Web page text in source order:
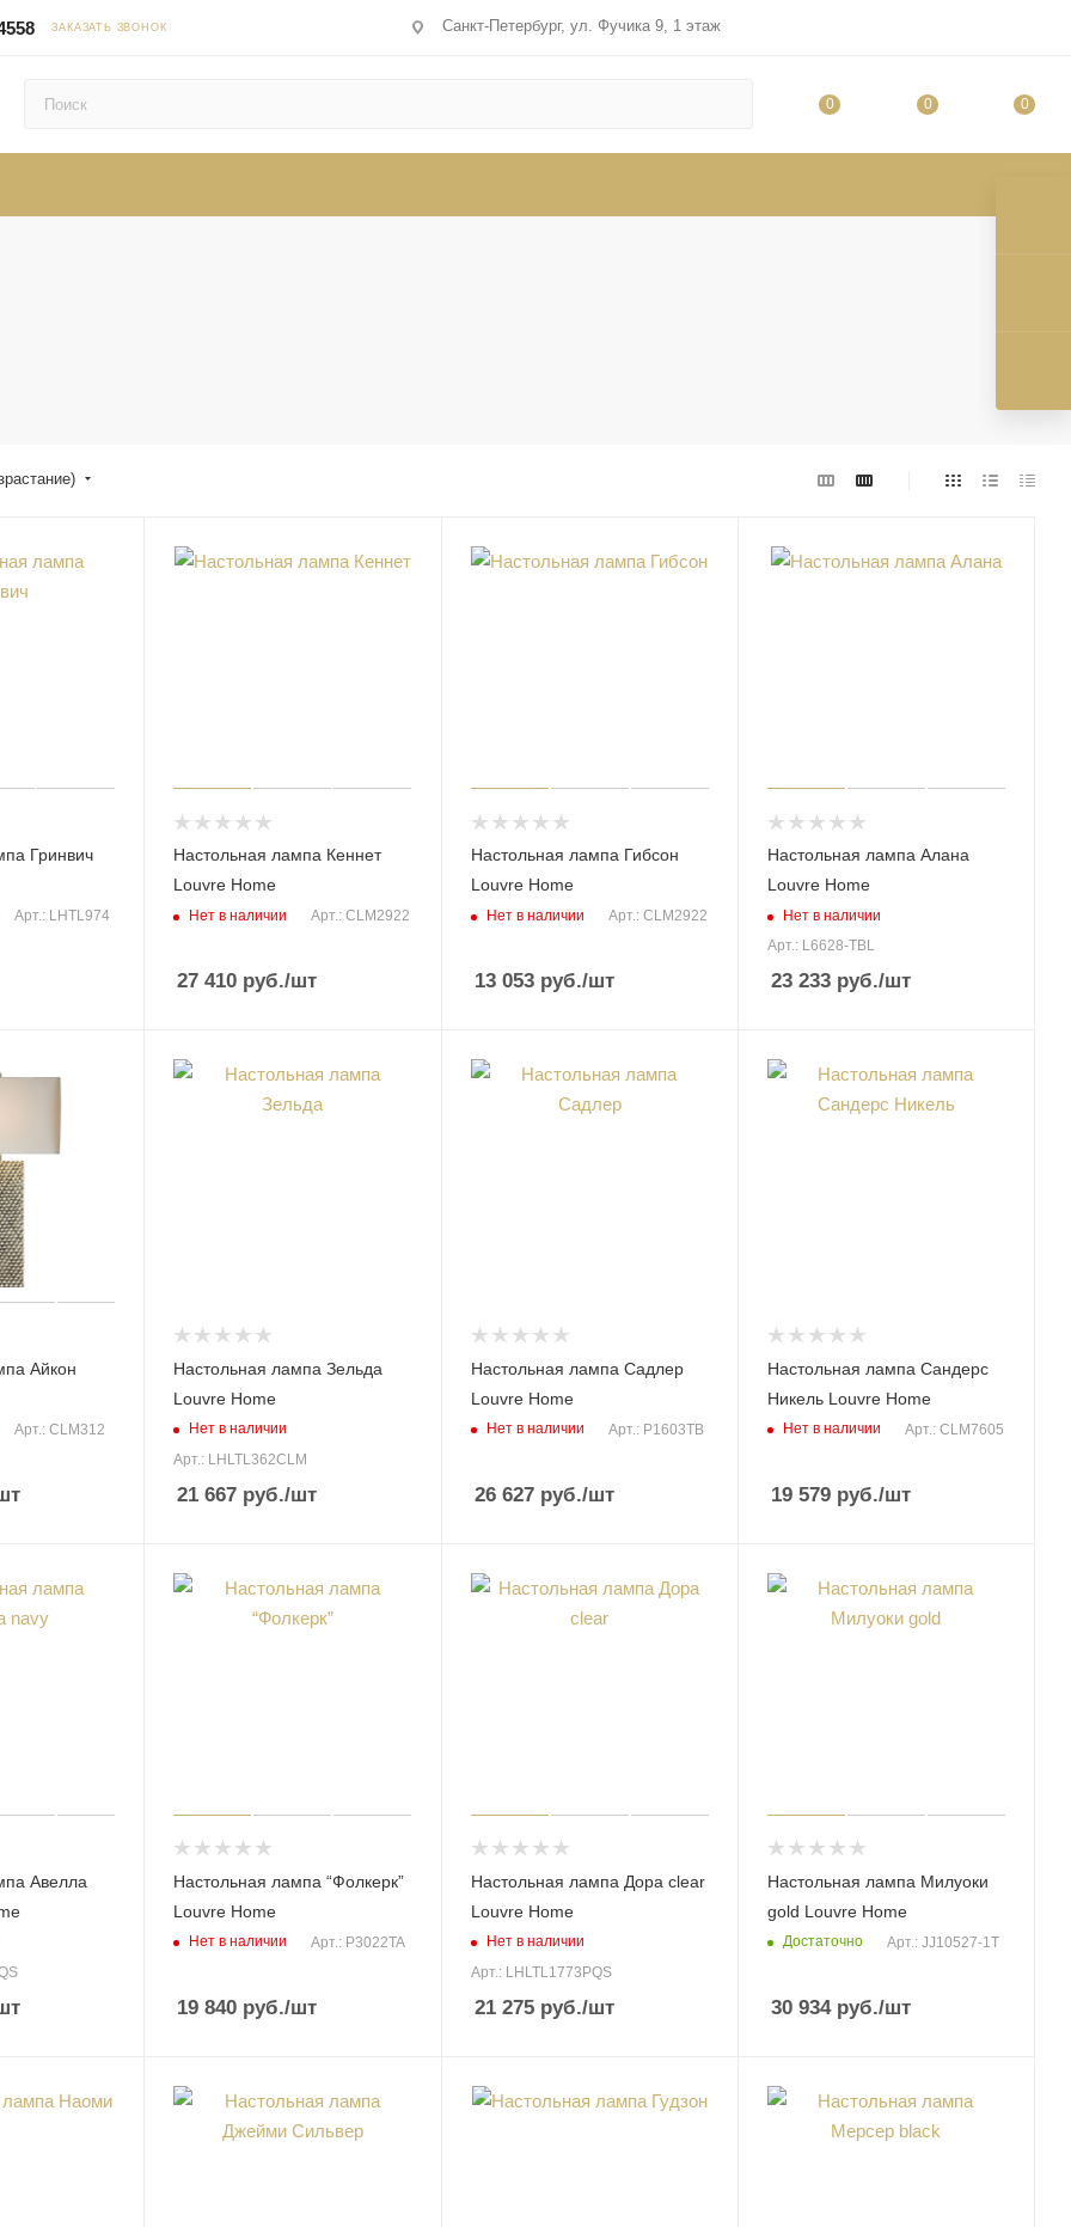
ЗАКАЗАТЬ ЗВОНОК Санкт-Петербург, ул. Фучика 9, 1 этаж
0 0 0
Гринвич
Арт.: LHTL974
Настольная лампа Кеннет
Louvre Home
Нет в наличии Арт.: CLM2922
27 410 руб./шт
Настольная лампа Гибсон
Louvre Home
Нет в наличии Арт.: CLM2922
13 053руб./шт
Настольная лампа Алана
Louvre Home
Нет в наличии
Арт.: L6628-TBL
23 233руб./шт
Айкон
Арт.: CLM312
Настольная лампа Зельда
Louvre Home
Нет в наличии
Арт.: LHLTL362CLM
21 667 руб./шт
Настольная лампа Садлер
Louvre Home
Нет в наличии Арт.: P1603TB
26 627руб./шт
Настольная лампа Сандерс
Никель Louvre Home
Нет в наличии Арт.: CLM7605
19 579руб./шт
Авелла
Настольная лампа “Фолкерк”
Louvre Home
Нет в наличии Арт.: P3022TA
19 840 руб./шт
Настольная лампа Дора clear
Louvre Home
Нет в наличии
Арт.: LHLTL1773PQS
21 275руб./шт
Настольная лампа Милуоки
gold Louvre Home
Достаточно Арт.: JJ10527-1T
30 934руб./шт